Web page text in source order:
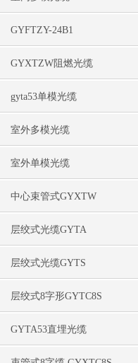
GYFTZY-24B1
GYXTZW阻燃光缆
gyta53单模光缆
室外多模光缆
室外单模光缆
中心束管式GYXTW
层绞式光缆GYTA
层绞式光缆GYTS
层绞式8字形GYTC8S
GYTA53直埋光缆